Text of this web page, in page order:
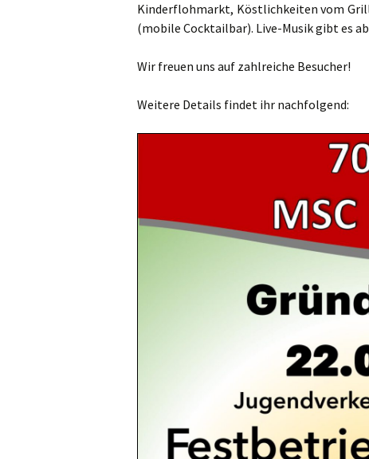
Kinderflohmarkt, Köstlichkeiten vom
(mobile Cocktailbar). Live-Musik gibt es ab
Wir freuen uns auf zahlreiche Besucher!
Weitere Details findet ihr nachfolgend: